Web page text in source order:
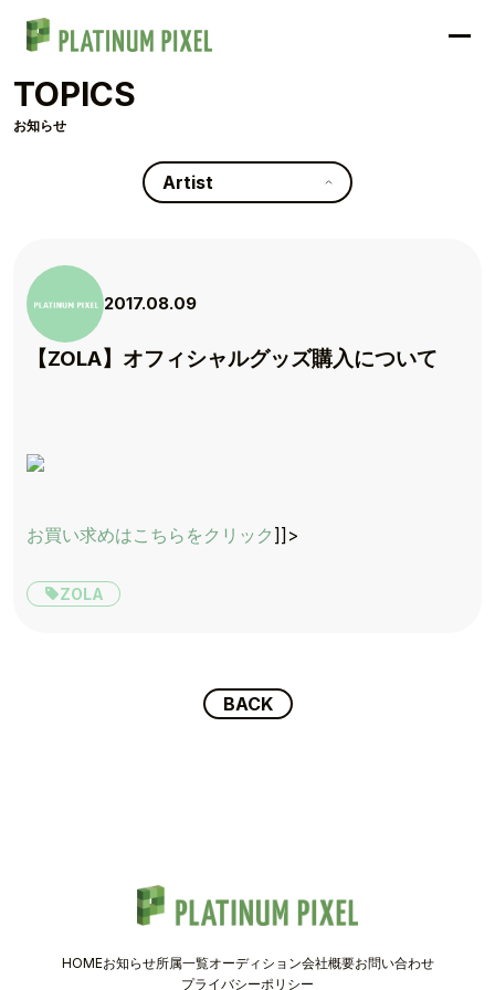
TOP
TOPICS
SCHEDULE
COMPANY
TOPICS
お知らせ
Artist
2017.08.09
【ZOLA】オフィシャルグッズ購入について
お買い求めはこちらをクリック ]]>
ZOLA
BACK
HOMEお知らせ所属一覧オーディション会社概要お問い合わせ
プライバシーポリシー